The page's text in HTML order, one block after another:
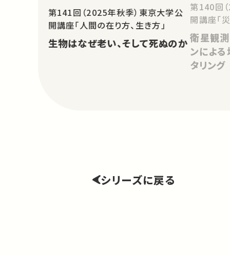
第141回（2025年秋季）東京大学公
開講座「人間の在り方、生き方」
生物はなぜ老い、そして死ぬのか
第140回
開講座「
衛星観
ンによ
タリング
シリーズに戻る